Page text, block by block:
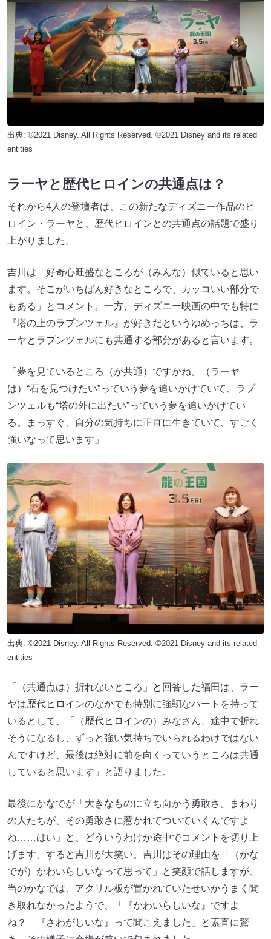
出典: ©2021 Disney. All Rights Reserved. ©2021 Disney and its related
entities
ラーヤと歴代ヒロインの共通点は？
それから4人の登壇者は、この新たなディズニー作品のヒ
ロイン・ラーヤと、歴代ヒロインとの共通点の話題で盛り
上がりました。
吉川は「好奇心旺盛なところが（みんな）似ていると思い
ます。そこがいちばん好きなところで、カッコいい部分で
もある」とコメント。一方、ディズニー映画の中でも特に
『塔の上のラプンツェル』が好きだというゆめっちは、ラ
ーヤとラプンツェルにも共通する部分があると言います。
「夢を見ているところ（が共通）ですかね。（ラーヤ
は）“石を見つけたい”っていう夢を追いかけていて、ラプ
ンツェルも“塔の外に出たい”っていう夢を追いかけてい
る。まっすぐ、自分の気持ちに正直に生きていて、すごく
強いなって思います」
出典: ©2021 Disney. All Rights Reserved. ©2021 Disney and its related
entities
「（共通点は）折れないところ」と回答した福田は、ラー
ヤは歴代ヒロインのなかでも特別に強靭なハートを持って
いるとして、「（歴代ヒロインの）みなさん、途中で折れ
そうになるし、ずっと強い気持ちでいられるわけではない
んですけど、最後は絶対に前を向くっていうところは共通
していると思います」と語りました。
最後にかなでが「大きなものに立ち向かう勇敢さ。まわり
の人たちが、その勇敢さに惹かれてついていくんですよ
ね……はい」と、どういうわけか途中でコメントを切り上
げます。すると吉川が大笑い。吉川はその理由を「（かな
でが）かわいらしいなって思って」と笑顔で話しますが、
当のかなでは、アクリル板が置かれていたせいかうまく聞
き取れなかったようで、「『かわいらしいな』ですよ
ね？ 『さわがしいな』って聞こえました」と素直に驚